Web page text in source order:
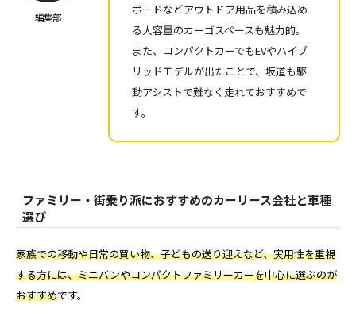
編集部
ボードなどアウトドア用品を積み込め
る大容量のカーゴスペースも魅力的。
また、コンパクトカーでもEVやハイブ
リッドモデルが出たことで、坂道も駆
動アシストで難なく走れておすすめで
す。
ファミリー・街乗り派におすすめのカーリース会社と車種
選び
家族での移動や日常の買い物、子どもの送り迎えなど、実用性を重視
する方には、ミニバンやコンパクトファミリーカーを中心に選ぶのが
おすすめです。